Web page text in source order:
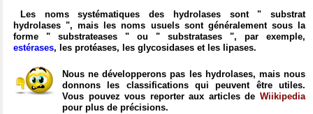
Les noms systématiques des hydrolases sont " substrat
hydrolases ", mais les noms usuels sont généralement sous la
forme " substrateases " ou " substratases ", par exemple,
estérases, les protéases, les glycosidases et les lipases.
Nous ne développerons pas les hydrolases, mais nous
donnons les classifications qui peuvent être utiles.
Vous pouvez vous reporter aux articles de Wiikipedia
pour plus de précisions.